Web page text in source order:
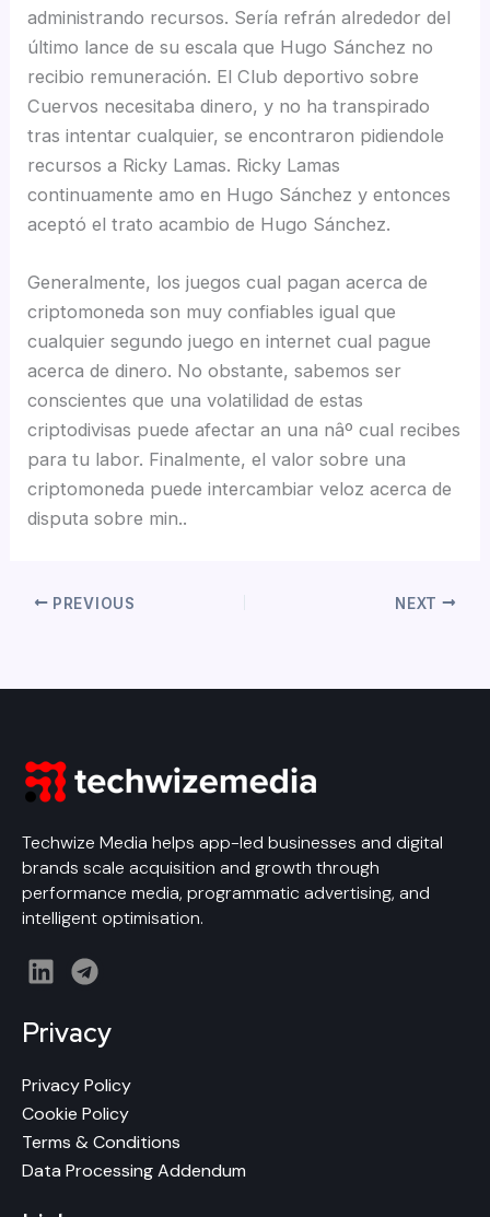
administrando recursos. Serí­a refrán alrededor del
último lance de su escala que Hugo Sánchez no
recibio remuneración. El Club deportivo sobre
Cuervos necesitaba dinero, y no ha transpirado
tras intentar cualquier, se encontraron pidiendole
recursos a Ricky Lamas. Ricky Lamas
continuamente amo en Hugo Sánchez y entonces
aceptó el trato acambio de Hugo Sánchez.
Generalmente, los juegos cual pagan acerca de
criptomoneda son muy confiables igual que
cualquier segundo juego en internet cual pague
acerca de dinero. No obstante, sabemos ser
conscientes que una volatilidad de estas
criptodivisas puede afectar an una nâº cual recibes
para tu labor. Finalmente, el valor sobre una
criptomoneda puede intercambiar veloz acerca de
disputa sobre min..
PREVIOUS NEXT
Techwize Media helps app-led businesses and digital
brands scale acquisition and growth through
performance media, programmatic advertising, and
intelligent optimisation.
L
i
n
k
e
d
i
n
T
e
l
e
g
r
a
m
Privacy
Privacy Policy
Cookie Policy
Terms & Conditions
Data Processing Addendum